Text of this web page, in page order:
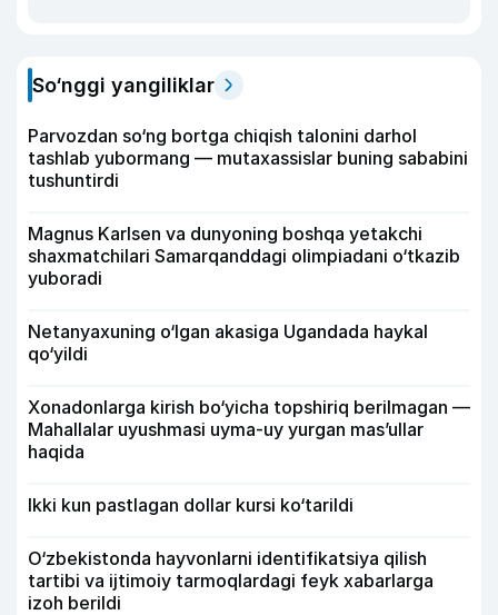
So‘nggi yangiliklar
Parvozdan so‘ng bortga chiqish talonini darhol
tashlab yubormang — mutaxassislar buning sababini
tushuntirdi
Magnus Karlsen va dunyoning boshqa yetakchi
shaxmatchilari Samarqanddagi olimpiadani o‘tkazib
yuboradi
Netanyaxuning o‘lgan akasiga Ugandada haykal
qo‘yildi
Xonadonlarga kirish bo‘yicha topshiriq berilmagan —
Mahallalar uyushmasi uyma-uy yurgan mas’ullar
haqida
Ikki kun pastlagan dollar kursi ko‘tarildi
O‘zbekistonda hayvonlarni identifikatsiya qilish
tartibi va ijtimoiy tarmoqlardagi feyk xabarlarga
izoh berildi